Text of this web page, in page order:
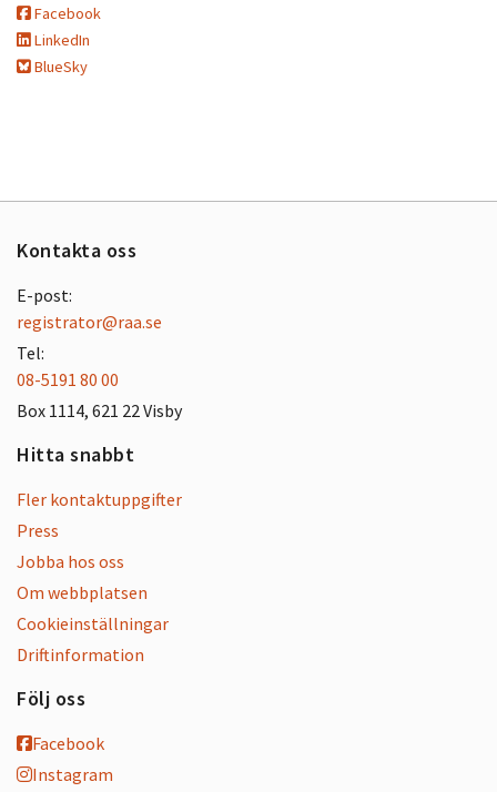
Facebook
LinkedIn
BlueSky
Kontakta oss
E-post:
registrator@raa.se
Tel:
08-5191 80 00
Box 1114, 621 22 Visby
Hitta snabbt
Fler kontaktuppgifter
Press
Jobba hos oss
Om webbplatsen
Cookieinställningar
Driftinformation
Följ oss
Facebook
Instagram